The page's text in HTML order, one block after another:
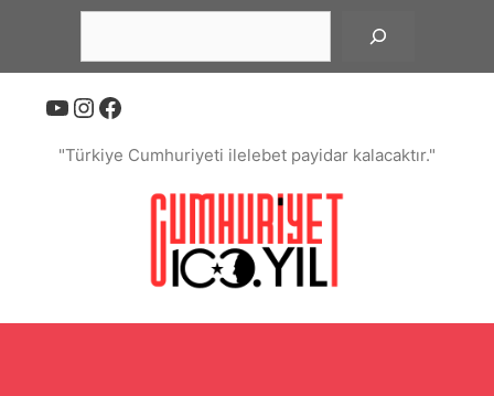
YouTube
Instagram
Facebook
"Türkiye Cumhuriyeti ilelebet payidar kalacaktır."